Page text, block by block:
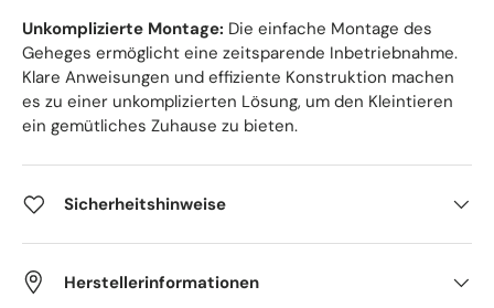
Unkomplizierte Montage: Die einfache Montage des
Geheges ermöglicht eine zeitsparende Inbetriebnahme.
Klare Anweisungen und effiziente Konstruktion machen
es zu einer unkomplizierten Lösung, um den Kleintieren
ein gemütliches Zuhause zu bieten.
Sicherheitshinweise
Herstellerinformationen